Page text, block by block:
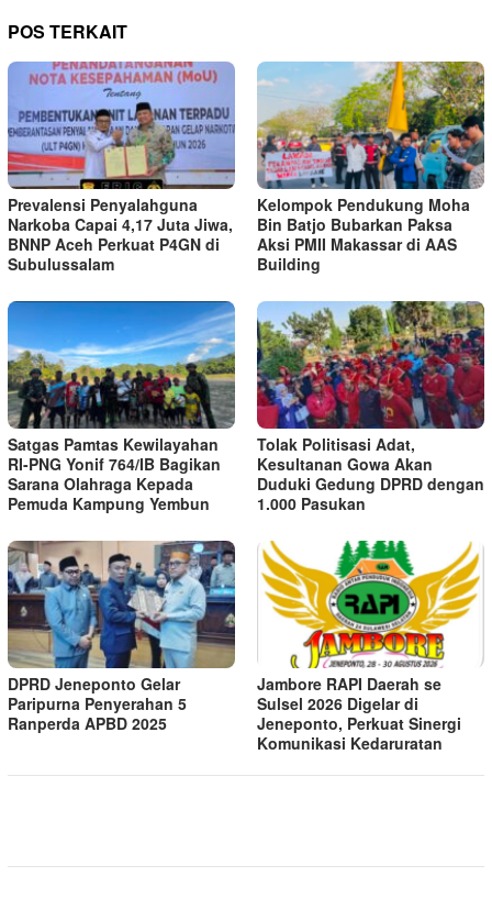
POS TERKAIT
Prevalensi Penyalahguna
Narkoba Capai 4,17 Juta Jiwa,
BNNP Aceh Perkuat P4GN di
Subulussalam
Kelompok Pendukung Moha
Bin Batjo Bubarkan Paksa
Aksi PMII Makassar di AAS
Building
Satgas Pamtas Kewilayahan
RI-PNG Yonif 764/IB Bagikan
Sarana Olahraga Kepada
Pemuda Kampung Yembun
Tolak Politisasi Adat,
Kesultanan Gowa Akan
Duduki Gedung DPRD dengan
1.000 Pasukan
DPRD Jeneponto Gelar
Paripurna Penyerahan 5
Ranperda APBD 2025
Jambore RAPI Daerah se
Sulsel 2026 Digelar di
Jeneponto, Perkuat Sinergi
Komunikasi Kedaruratan